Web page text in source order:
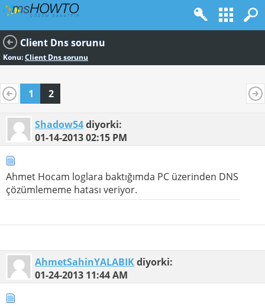
Client Dns sorunu
Konu:Client Dns sorunu
1 2
Shadow54diyorki:
01-14-201302:15 PM
Ahmet Hocam loglara baktığımda PC üzerinden DNS
çözümlememe hatası veriyor.
AhmetSahinYALABIKdiyorki:
01-24-2013 11:44 AM